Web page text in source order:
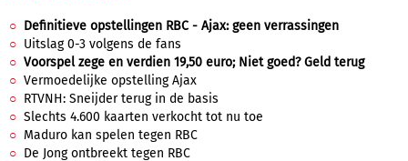
Definitieve opstellingen RBC - Ajax: geen verrassingen
Uitslag 0-3 volgens de fans
Voorspel zege en verdien 19,50 euro; Niet goed? Geld terug
Vermoedelijke opstelling Ajax
RTVNH: Sneijder terug in de basis
Slechts 4.600 kaarten verkocht tot nu toe
Maduro kan spelen tegen RBC
De Jong ontbreekt tegen RBC